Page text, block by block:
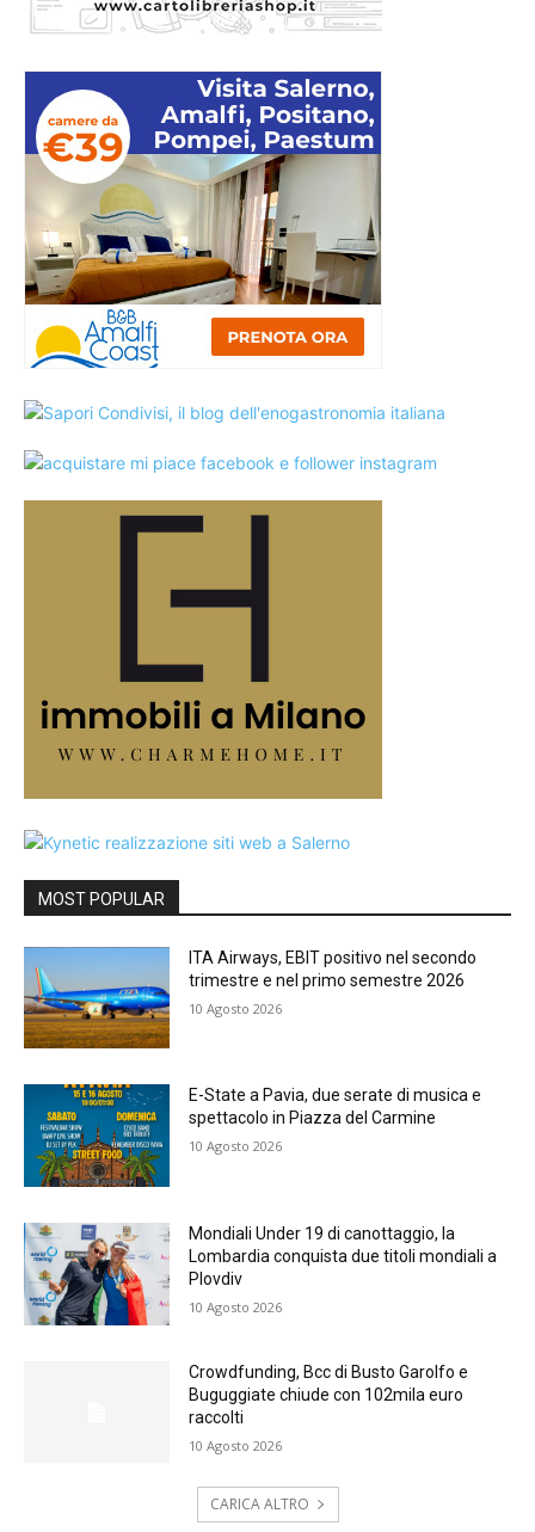
MOST POPULAR
ITA Airways, EBIT positivo nel secondo
trimestre e nel primo semestre 2026
10 Agosto 2026
E-State a Pavia, due serate di musica e
spettacolo in Piazza del Carmine
10 Agosto 2026
Mondiali Under 19 di canottaggio, la
Lombardia conquista due titoli mondiali a
Plovdiv
10 Agosto 2026
Crowdfunding, Bcc di Busto Garolfo e
Buguggiate chiude con 102mila euro
raccolti
10 Agosto 2026
CARICA ALTRO